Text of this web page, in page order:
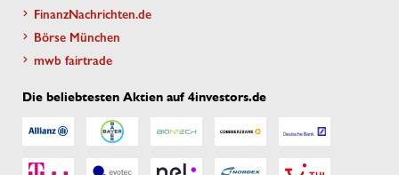
FinanzNachrichten.de
Börse München
mwb fairtrade
Die beliebtesten Aktien auf 4investors.de